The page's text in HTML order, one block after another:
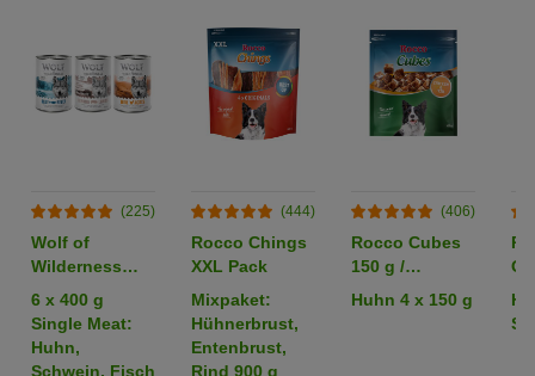
(225)
Wolf of
Wilderness
Adult -
Mixpaket
6 x 400 g
Single Meat:
Huhn,
Schwein, Fisch
(444)
Rocco Chings
XXL Pack
Mixpaket:
Hühnerbrust,
Entenbrust,
Rind 900 g
(406)
Rocco Cubes
150 g /
Sparpaket %
Huhn 4 x 150 g